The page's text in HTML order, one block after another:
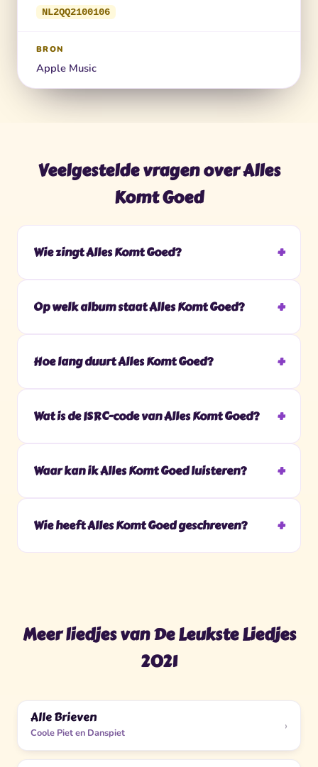
NL2QQ2100106
BRON
Apple Music
Veelgestelde vragen over Alles
Komt Goed
Wie zingt Alles Komt Goed?
Op welk album staat Alles Komt Goed?
Hoe lang duurt Alles Komt Goed?
Wat is de ISRC-code van Alles Komt Goed?
Waar kan ik Alles Komt Goed luisteren?
Wie heeft Alles Komt Goed geschreven?
Meer liedjes van De Leukste Liedjes
2021
Alle Brieven
Coole Piet en Danspiet ›